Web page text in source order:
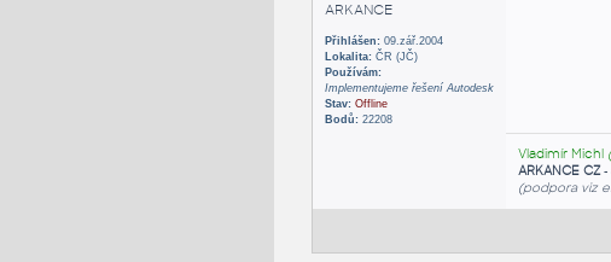
ARKANCE
Přihlášen:09.zář.2004
Lokalita:ČR (JČ)
Používám:
Implementujeme řešení Autodesk
Stav: Offline
Bodů:22208
Vladimír Michl
ARKANCE CZ-
(podpora viz